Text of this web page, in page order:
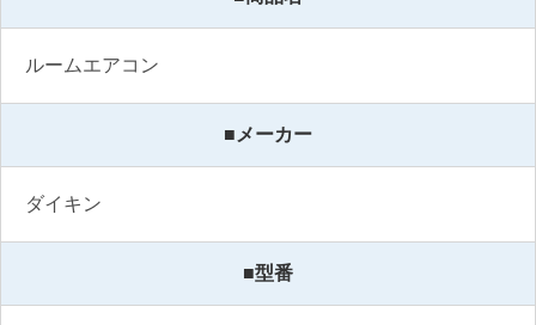
ルームエアコン
■メーカー
ダイキン
■型番